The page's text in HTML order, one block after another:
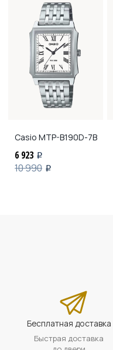
Casio MTP-B190D-7B
6 923 i
10 990 i
Бесплатная доставка
Быстрая доставка